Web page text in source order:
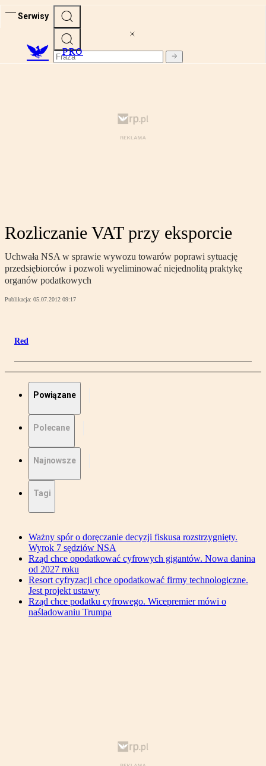
Serwisy
PRO
Rozliczanie VAT przy eksporcie
Uchwała NSA w sprawie wywozu towarów poprawi sytuację
przedsiębiorców i pozwoli wyeliminować niejednolitą praktykę
organów podatkowych
Publikacja: 05.07.2012 09:17
Red
Powiązane
Polecane
Najnowsze
Tagi
Ważny spór o doręczanie decyzji fiskusa rozstrzygnięty.
Wyrok 7 sędziów NSA
Rząd chce opodatkować cyfrowych gigantów. Nowa danina
od 2027 roku
Resort cyfryzacji chce opodatkować firmy technologiczne.
Jest projekt ustawy
Rząd chce podatku cyfrowego. Wicepremier mówi o
naśladowaniu Trumpa